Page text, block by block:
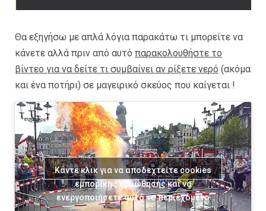
Θα εξηγήσω με απλά λόγια παρακάτω τι μπορείτε να
κάνετε αλλά πριν από αυτό παρακολουθήστε το
βίντεο για να δείτε τι συμβαίνει αν ρίξετε νερό (ακόμα
και ένα ποτήρι) σε μαγειρικό σκεύος που καίγεται !
Κάντε κλικ για να αποδεχτείτε cookies
εμπορικής προώθησης και να
ενεργοποιήσετε αυτό το περιεχόμενο